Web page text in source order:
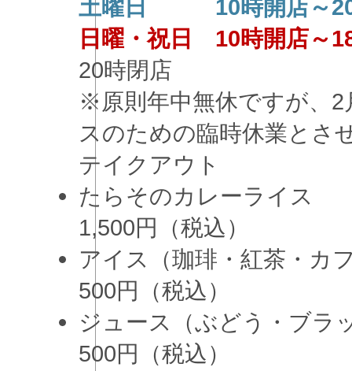
土曜日 10時開店～20
日曜・祝日 10時開店～
20時閉店
※原則年中無休ですが、
スのための臨時休業とさ
テイクアウト
たらそのカレーライス
1,500円（税込）
アイス（珈琲・紅茶・カ
500円（税込）
ジュース（ぶどう・ブラ
500円（税込）